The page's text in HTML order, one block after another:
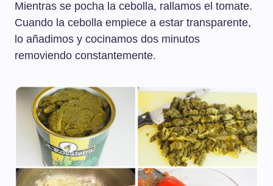
Mientras se pocha la cebolla, rallamos el tomate.
Cuando la cebolla empiece a estar transparente,
lo añadimos y cocinamos dos minutos
removiendo constantemente.